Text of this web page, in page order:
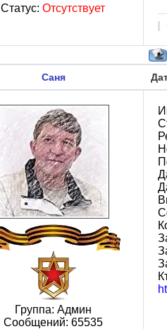
Статус: Отсутствует
Саня
Группа: Админ
Сообщений: 65535